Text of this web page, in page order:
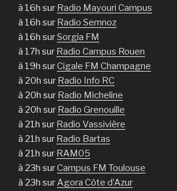
à 16h sur Radio Mayouri Campus
à 16h sur Radio Semnoz
à 16h surSorgia FM
à 17h sur Radio Campus Rouen
à 19h surCigale FM Champagne
à 20h sur Radio Info RC
à 20h sur Radio Micheline
à 20h sur Radio Grenouille
à 21h sur Radio Vassivière
à 21h sur Radio Bartas
à 21h sur RAM05
à 23h surCampus FM Toulouse
à 23h surAgora Côte d’Azur